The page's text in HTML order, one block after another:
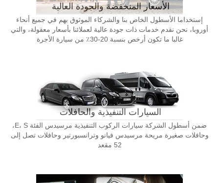
الأسعار المنخفضة والجودة العالية
إستخداما الأسطول الخاص بنا والشركاء الموثوق بهم في جميع أنحاء
أوروبا، نحن نقدم خدمات ذات جودة عالية لعملائنا بأسعار معقولة، والتي
غالبا ما تكون أرخص بنسبة 20-30٪ من سيارة الأجرة
السيارات التنفيذية والحافلات
ضمن أسطول الشركة سيارات الركوب التنفيذية مرسيدس الفئة E، S،
وحافلات صغيرة مريحة مرسيدس فيانو وترانسبورتير وحافلات تصل إلى
52 مقعد